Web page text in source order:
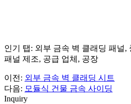
인기 탭: 외부 금속 벽 클래딩 패널,
패널 제조, 공급 업체, 공장
이전: 외부 금속 벽 클래딩 시트
다음: 모듈식 건물 금속 사이딩
Inquiry